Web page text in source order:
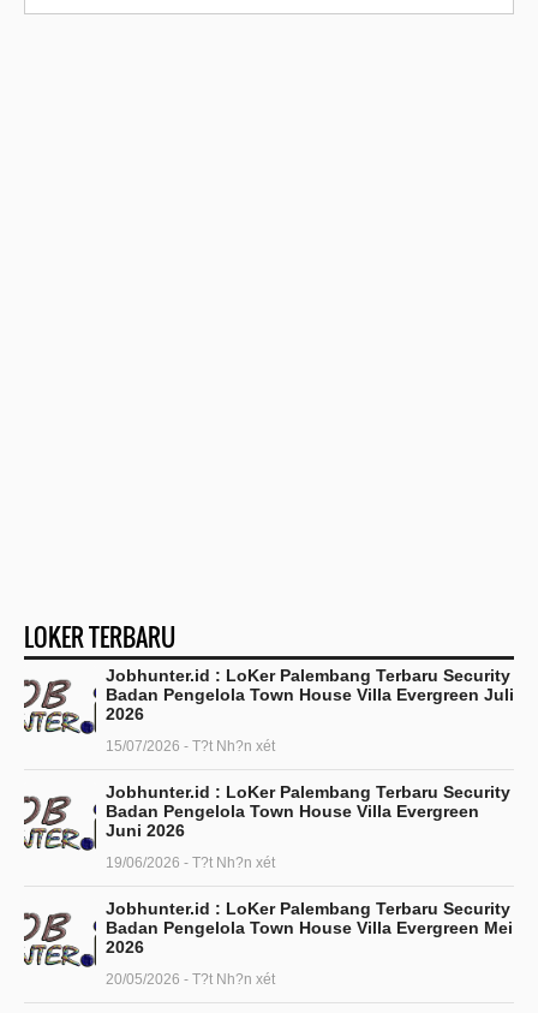
LOKER TERBARU
Jobhunter.id : LoKer Palembang Terbaru Security
Badan Pengelola Town House Villa Evergreen Juli
2026
15/07/2026 - T?t Nh?n xét
Jobhunter.id : LoKer Palembang Terbaru Security
Badan Pengelola Town House Villa Evergreen
Juni 2026
19/06/2026 - T?t Nh?n xét
Jobhunter.id : LoKer Palembang Terbaru Security
Badan Pengelola Town House Villa Evergreen Mei
2026
20/05/2026 - T?t Nh?n xét